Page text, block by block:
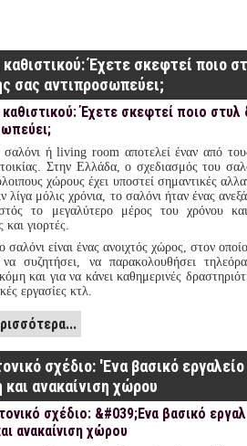
Έχετε σκεφτεί ποιο
σας αντιπροσωπεύει;
σαλόνι ή living room αποτελεί έναν από
Στην Ελλάδα, ο σχεδιασμός του
χώρους έχει υποστεί σημαντικές
λίγα μόλις χρόνια, το σαλόνι ήταν ένας
το μεγαλύτερο μέρος του χρόνου
και γιορτές.
είναι ένας ανοιχτός χώρος, στον
να συζητήσει, να παρακολουθήσει
και για να κάνει καθημερινές
εργασίες κτλ.
σχέδιο: 'Ενα βασικό
και ανακαίνιση χώρου